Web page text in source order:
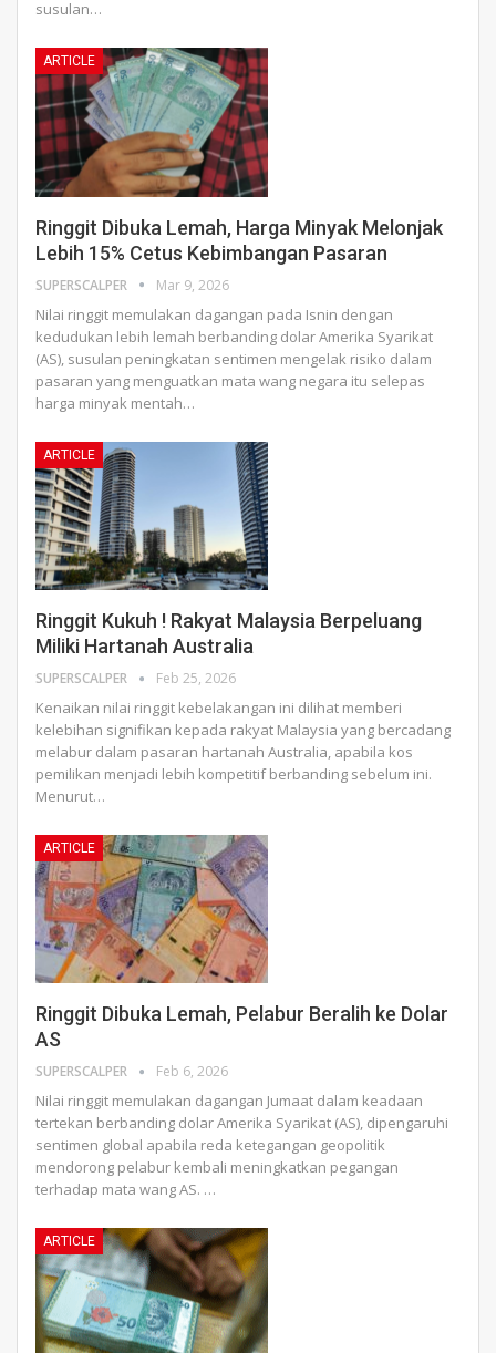
susulan…
ARTICLE
Ringgit Dibuka Lemah, Harga Minyak Melonjak
Lebih 15% Cetus Kebimbangan Pasaran
SUPERSCALPER Mar 9, 2026
Nilai ringgit memulakan dagangan pada Isnin dengan
kedudukan lebih lemah berbanding dolar Amerika Syarikat
(AS), susulan peningkatan sentimen mengelak risiko dalam
pasaran yang menguatkan mata wang negara itu selepas
harga minyak mentah…
ARTICLE
Ringgit Kukuh ! Rakyat Malaysia Berpeluang
Miliki Hartanah Australia
SUPERSCALPER Feb 25, 2026
Kenaikan nilai ringgit kebelakangan ini dilihat memberi
kelebihan signifikan kepada rakyat Malaysia yang bercadang
melabur dalam pasaran hartanah Australia, apabila kos
pemilikan menjadi lebih kompetitif berbanding sebelum ini.
Menurut…
ARTICLE
Ringgit Dibuka Lemah, Pelabur Beralih ke Dolar
AS
SUPERSCALPER Feb 6, 2026
Nilai ringgit memulakan dagangan Jumaat dalam keadaan
tertekan berbanding dolar Amerika Syarikat (AS), dipengaruhi
sentimen global apabila reda ketegangan geopolitik
mendorong pelabur kembali meningkatkan pegangan
terhadap mata wang AS. …
ARTICLE